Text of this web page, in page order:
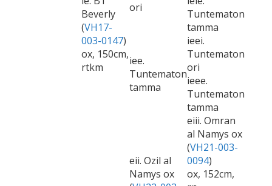
Beverly
(VH17-
003-0147)
ox, 150cm,
rtkm
ori
Tuntematon
tamma
iee.
Tuntematon
tamma
ieei.
Tuntematon
ori
ieee.
Tuntematon
tamma
eii. Ozil al
Namys ox
eiii. Omran
al Namys ox
(VH21-003-
0094)
ox, 152cm,